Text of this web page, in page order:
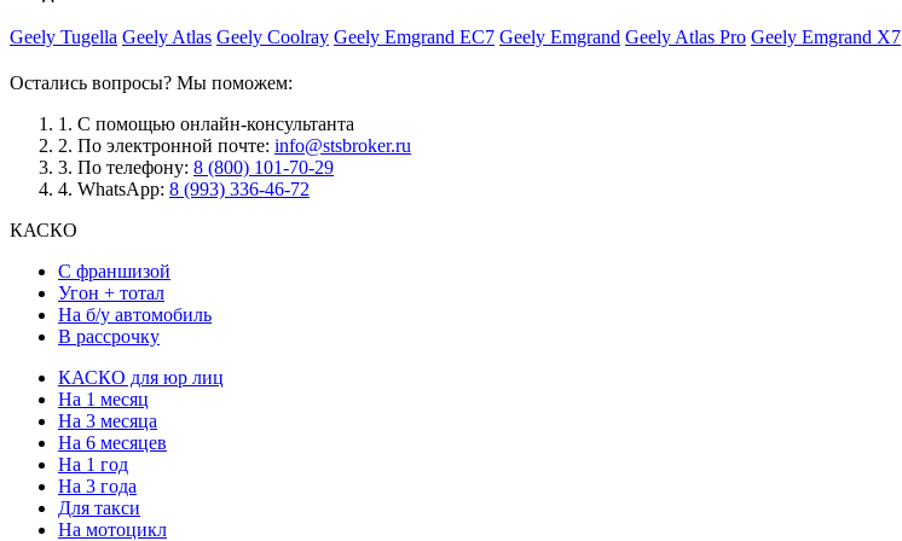
Geely Tugella Geely Atlas Geely Coolray Geely Emgrand EC7 Geely Emgrand Geely Atlas Pro Geely Emgrand X7
Остались вопросы? Мы поможем:
1. С помощью онлайн-консультанта
2. По электронной почте: info@stsbroker.ru
3. По телефону: 8 (800) 101-70-29
4. WhatsApp: 8 (993) 336-46-72
КАСКО
С франшизой
Угон + тотал
На б/у автомобиль
В рассрочку
КАСКО для юр лиц
На 1 месяц
На 3 месяца
На 6 месяцев
На 1 год
На 3 года
Для такси
На мотоцикл